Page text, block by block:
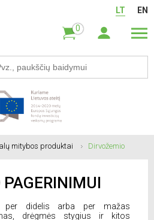
LT
EN
0
mitybos produktai
Dirvožemio
PAGERINIMUI
per didelis arba per mažas
drėgmės stygius ir kitos